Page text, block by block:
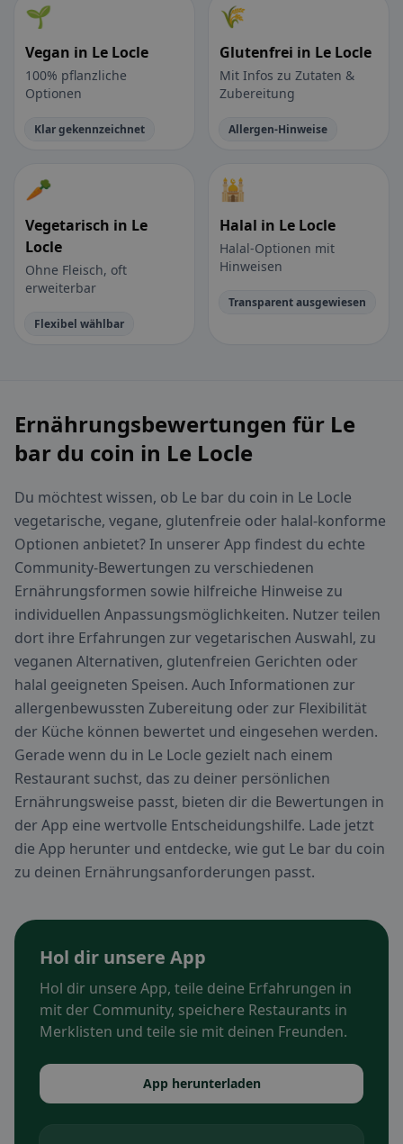
🌱
Vegan in Le Locle
100% pflanzliche
Optionen
Klar gekennzeichnet
🌾
Glutenfrei in Le Locle
Mit Infos zu Zutaten &
Zubereitung
Allergen-Hinweise
🥕
Vegetarisch in Le
Locle
Ohne Fleisch, oft
erweiterbar
Flexibel wählbar
🕌
Halal in Le Locle
Halal-Optionen mit
Hinweisen
Transparent ausgewiesen
Ernährungsbewertungen für Le
bar du coin in Le Locle
Du möchtest wissen, ob Le bar du coin in Le Locle
vegetarische, vegane, glutenfreie oder halal-konforme
Optionen anbietet? In unserer App findest du echte
Community-Bewertungen zu verschiedenen
Ernährungsformen sowie hilfreiche Hinweise zu
individuellen Anpassungsmöglichkeiten. Nutzer teilen
dort ihre Erfahrungen zur vegetarischen Auswahl, zu
veganen Alternativen, glutenfreien Gerichten oder
halal geeigneten Speisen. Auch Informationen zur
allergenbewussten Zubereitung oder zur Flexibilität
der Küche können bewertet und eingesehen werden.
Gerade wenn du in Le Locle gezielt nach einem
Restaurant suchst, das zu deiner persönlichen
Ernährungsweise passt, bieten dir die Bewertungen in
der App eine wertvolle Entscheidungshilfe. Lade jetzt
die App herunter und entdecke, wie gut Le bar du coin
zu deinen Ernährungsanforderungen passt.
Hol dir unsere App
Hol dir unsere App, teile deine Erfahrungen in
mit der Community, speichere Restaurants in
Merklisten und teile sie mit deinen Freunden.
App herunterladen